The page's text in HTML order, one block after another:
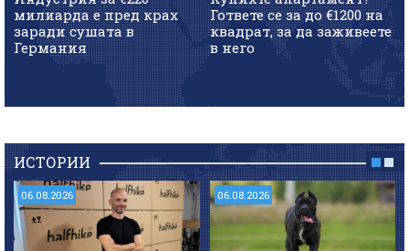
милиарда е пред крах
заради сушата в
Германия
Гответе се за до €1200 на
квадрат, за да заживеете
в него
ИСТОРИИ
06.08.2026 06.08.2026